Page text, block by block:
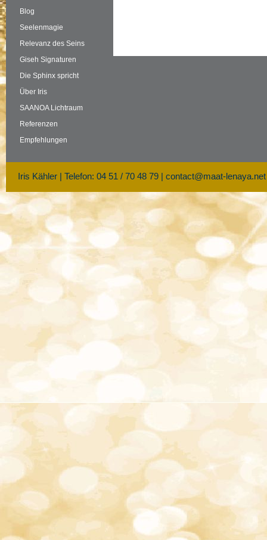
Blog
Seelenmagie
Relevanz des Seins
Giseh Signaturen
Die Sphinx spricht
Über Iris
SAANOA Lichtraum
Referenzen
Empfehlungen
Iris Kähler | Telefon: 04 51 / 70 48 79 | contact@maat-lenaya.net